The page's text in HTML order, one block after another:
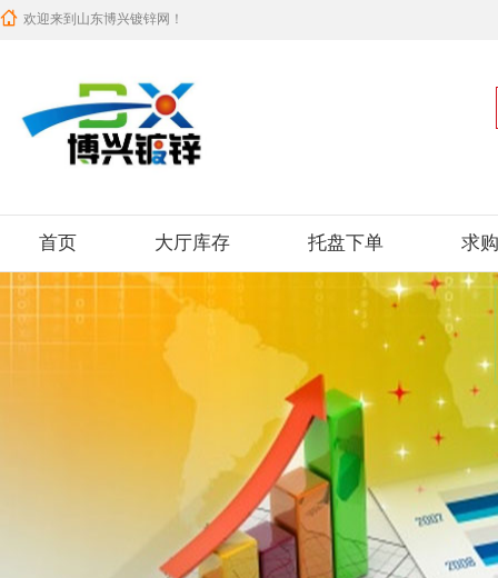
欢迎来到山东博兴镀锌网！
首页 大厅库存 托盘下单 求购